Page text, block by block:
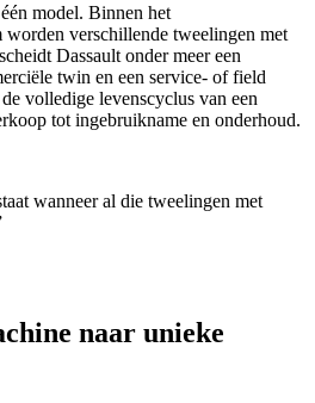
model. Binnen het
verschillende tweelingen met
Dassault onder meer een
twin en een service- of field
volledige levenscyclus van een
tot ingebruikname en onderhoud.
wanneer al die tweelingen met
naar unieke